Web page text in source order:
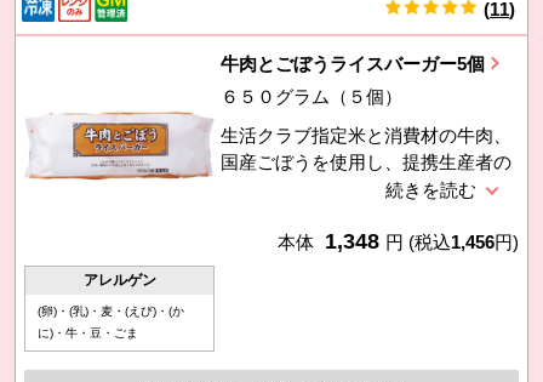
(11)
アレルゲン
(卵)・(乳)・麦・(えび)・(か
に)・牛・豆・ごま
牛肉とごぼうライスバーガー5個
６５０グラム（５個）
生活クラブ指定米と消費材の牛肉、
国産ごぼうを使用し、提携生産者の
醤油をベースに味付けした和風のラ
めるだけで食べられます。
本体 1,348 円 (税込1,456円)